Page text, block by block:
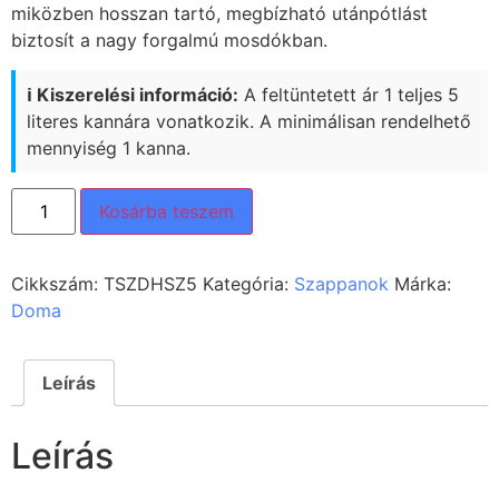
miközben hosszan tartó, megbízható utánpótlást
biztosít a nagy forgalmú mosdókban.
ℹ️ Kiszerelési információ: A feltüntetett ár 1 teljes 5
literes kannára vonatkozik. A minimálisan rendelhető
mennyiség 1 kanna.
Kosárba teszem
Cikkszám: TSZDHSZ5 Kategória: Szappanok Márka:
Doma
Leírás
Leírás